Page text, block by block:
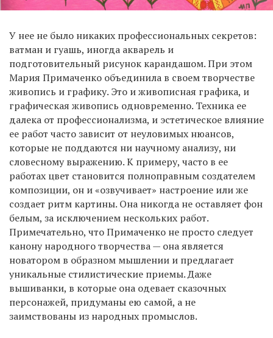
У нее не было никаких профессиональных секретов:
ватман и гуашь, иногда акварель и
подготовительный рисунок карандашом. При этом
Мария Примаченко объединила в своем творчестве
живопись и графику. Это и живописная графика, и
графическая живопись одновременно. Техника ее
далека от профессионализма, и эстетическое влияние
ее работ часто зависит от неуловимых нюансов,
которые не поддаются ни научному анализу, ни
словесному выражению. К примеру, часто в ее
работах цвет становится полноправным создателем
композиции, он и «озвучивает» настроение или же
создает ритм картины. Она никогда не оставляет фон
белым, за исключением нескольких работ.
Примечательно, что Примаченко не просто следует
канону народного творчества — она является
новатором в образном мышлении и предлагает
уникальные стилистические приемы. Даже
вышиванки, в которые она одевает сказочных
персонажей, придуманы ею самой, а не
заимствованы из народных промыслов.